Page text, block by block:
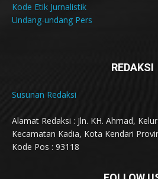
Kode Etik Jurnalistik
Undang-undang Pers
REDAKSI
Susunan Redaksi
Alamat Redaksi : Jln. KH. Ahmad,
Kecamatan Kadia, Kota Kendari
Kode Pos : 93118